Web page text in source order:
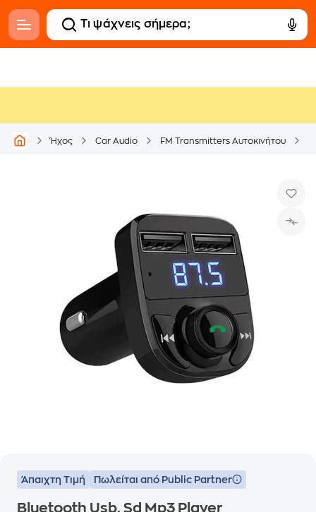
Ήχος Car Audio FM Transmitters Αυτοκινήτου
Άπαιχτη Τιμή Πωλείται από Public Partner
Bluetooth Usb, Sd Mp3 Player